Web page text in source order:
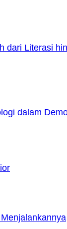
dari Literasi
dalam